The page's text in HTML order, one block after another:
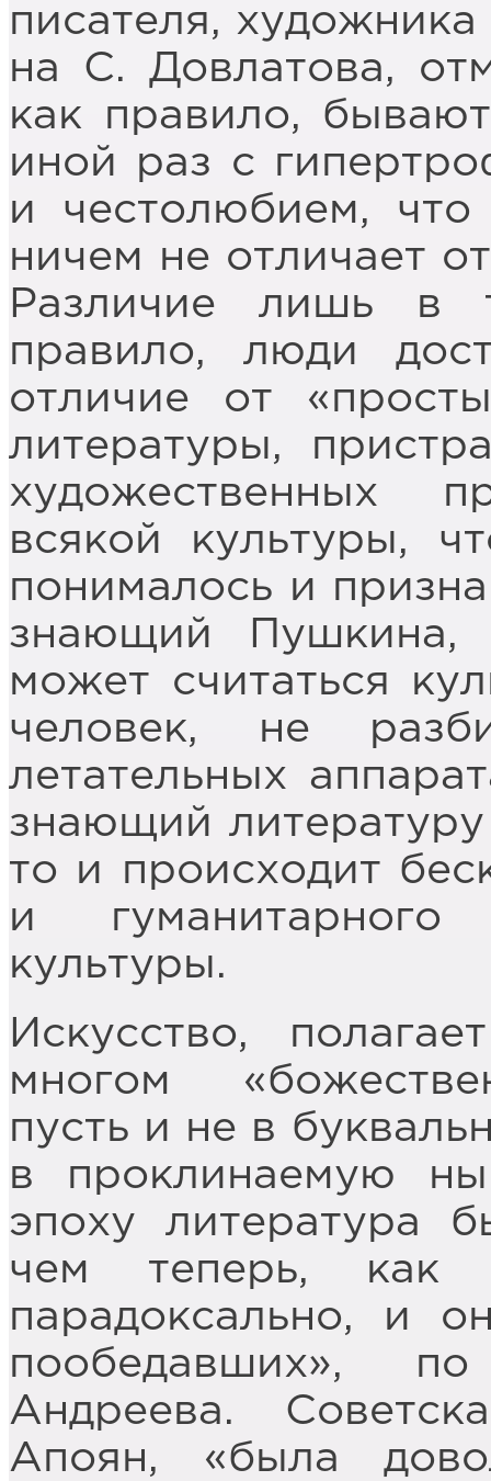
писателя,
на С. Довлатова,
как правило,
иной раз с
и честолюбием,
ничем не отличает
Различие лишь в
правило, люди
отличие от
литературы,
художественных
всякой культуры,
понималось и
знающий Пушкина,
может считаться
человек, не
летательных
знающий
то и происходит
и гуманитарного
культуры.
Искусство,
многом
пусть и не в
в проклинаемую
эпоху литература
чем теперь,
парадоксально, и
пообедавших»,
Андреева.
Апоян, «была